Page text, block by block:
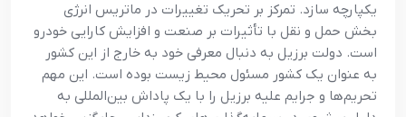
يکپارچه سازد. تمرکز بر تحريک تغييرات در ماتريس انرژي
بخش حمل و نقل با تأثيرات بر صنعت و افزايش کارايي خودرو
است. دولت برزيل به دنبال معرفي خود به خارج از اين کشور
به عنوان يک کشور مسئول محيط زيست بوده است. اين مهم
تحريم‌ها و جرايم عليه برزيل را با يک پاداش بين‌المللي به